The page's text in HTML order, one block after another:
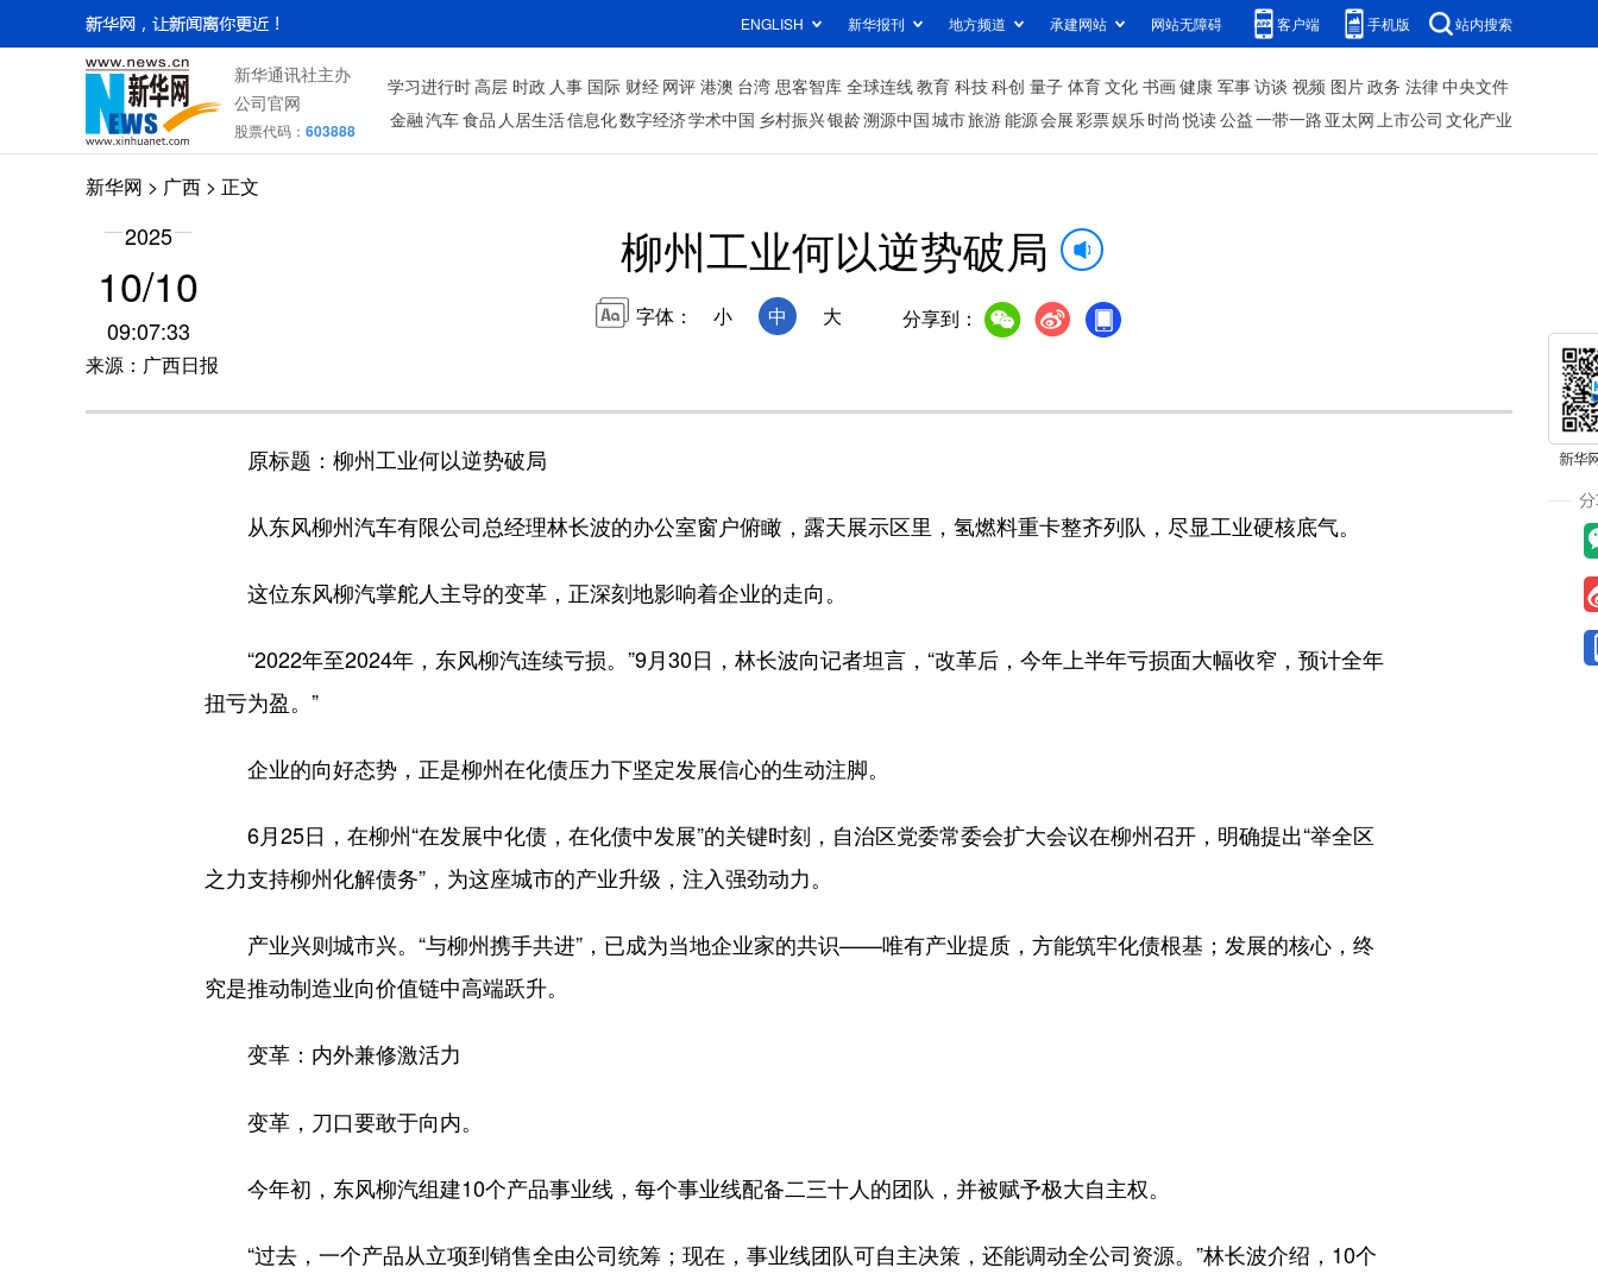
ENGLISH 新华报刊 地方频道 承建网站 网站无障碍 客户端 手机版 站内搜索
新华通讯社主办
公司官网
股票代码： 603888
学习进行时高层 时政 人事 国际 财经 网评 港澳 台湾 思客智库 全球连线教育 科技科创 量子 体育文化 书画健康 军事访谈 视频 图片政务 法律中央文件
金融汽车食品 人居生活信息化数字经济学术中国 乡村振兴银龄溯源中国城市旅游能源会展彩票娱乐时尚 悦读公益一带一路 亚太网上市公司 文化产业
新华网 > 广西 > 正文
2025
10/10
09:07:33
来源：广西日报
柳州工业何以逆势破局
字体： 小 中 大 分享到：
原标题：柳州工业何以逆势破局
从东风柳州汽车有限公司总经理林长波的办公室窗户俯瞰，露天展示区里，氢燃料重卡整齐列队，尽显工业硬核底气。
这位东风柳汽掌舵人主导的变革，正深刻地影响着企业的走向。
“2022年至2024年，东风柳汽连续亏损。”9月30日，林长波向记者坦言，“改革后，今年上半年亏损面大幅收窄，预计全年
扭亏为盈。”
企业的向好态势，正是柳州在化债压力下坚定发展信心的生动注脚。
6月25日，在柳州“在发展中化债，在化债中发展”的关键时刻，自治区党委常委会扩大会议在柳州召开，明确提出“举全区
之力支持柳州化解债务”，为这座城市的产业升级，注入强劲动力。
产业兴则城市兴。“与柳州携手共进”，已成为当地企业家的共识——唯有产业提质，方能筑牢化债根基；发展的核心，终
究是推动制造业向价值链中高端跃升。
变革：内外兼修激活力
变革，刀口要敢于向内。
今年初，东风柳汽组建10个产品事业线，每个事业线配备二三十人的团队，并被赋予极大自主权。
“过去，一个产品从立项到销售全由公司统筹；现在，事业线团队可自主决策，还能调动全公司资源。”林长波介绍，10个